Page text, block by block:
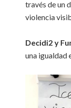
través de un
violencia
Decidi2 y
una igualdad